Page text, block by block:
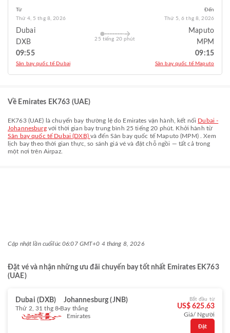
Từ
Thứ 4, 5 thg 8, 2026
Dubai
DXB
09:55
Sân bay quốc tế Dubai
25 tiếng 20 phút
Đến
Thứ 5, 6 thg 8, 2026
Maputo
MPM
09:15
Sân bay quốc tế Maputo
Về Emirates EK763 (UAE)
EK763(UAE) là chuyến bay thường lệ do Emirates vận hành, kết nối Dubai -
Johannesburgvới thời gian bay trung bình 25 tiếng 20 phút . Khởi hành từ
Sân bay quốc tế Dubai (DXB) và đến Sân bay quốc tế Maputo (MPM)
. Xem
lịch bay theo thời gian thực, so sánh giá vé và đặt chỗ ngồi — tất cả trong
một nơi trên Airpaz.
Cập nhật lần cuốilúc 06:07 GMT+0 4 tháng 8, 2026
Đặt vé và nhận những ưu đãi chuyến bay tốt nhất Emirates EK763
(UAE)
Dubai (DXB) Johannesburg (JNB)
Thứ 2, 31 thg 8 Bay thẳng
Emirates
Bắt đầu từ
US$ 625.63
Giá/ Người
Đặt